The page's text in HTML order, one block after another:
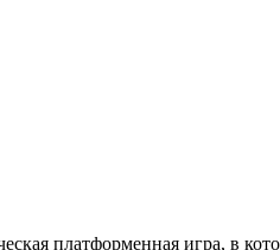
платформенная игра, в